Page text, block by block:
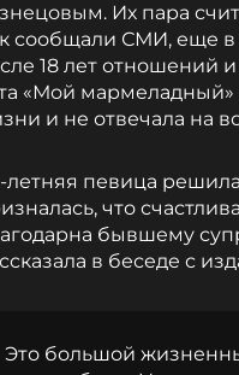
Их пара
сообщали СМИ, еще в
18 лет отношений
«Мой
и не отвечала на
летняя певица
что
бывшему
в беседе с
Это большой